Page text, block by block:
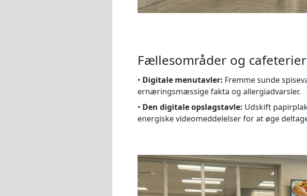
Fællesområder og
• Digitale menutavler: Fremme sunde
ernæringsmæssige fakta og allergiadvarsler.
• Den digitale opslagstavle: Udskift
energiske videomeddelelser for at øge